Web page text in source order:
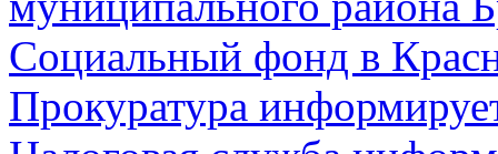
Социальный фонд в
Прокуратура